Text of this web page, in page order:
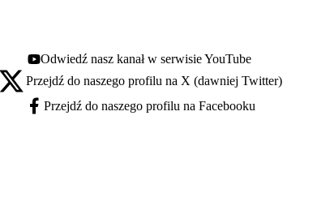
Youtube - otwiera się w nowej karcie
Odwiedź nasz kanał w serwisie YouTube
X - otwiera się w nowej karcie
Przejdź do naszego profilu na X (dawniej Twitter)
Facebook - otwiera się w nowej karcie
Przejdź do naszego profilu na Facebooku